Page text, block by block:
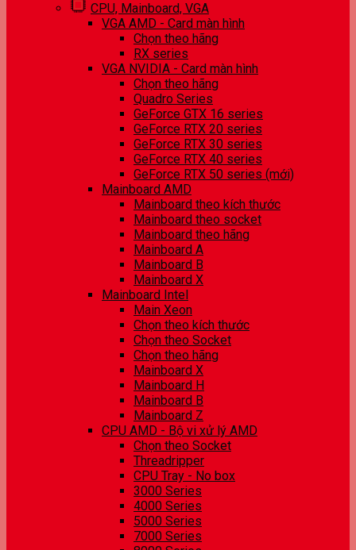
CPU, Mainboard, VGA
VGA AMD - Card màn hình
Chọn theo hãng
RX series
VGA NVIDIA - Card màn hình
Chọn theo hãng
Quadro Series
GeForce GTX 16 series
GeForce RTX 20 series
GeForce RTX 30 series
GeForce RTX 40 series
GeForce RTX 50 series (mới)
Mainboard AMD
Mainboard theo kích thước
Mainboard theo socket
Mainboard theo hãng
Mainboard A
Mainboard B
Mainboard X
Mainboard Intel
Main Xeon
Chọn theo kích thước
Chọn theo Socket
Chọn theo hãng
Mainboard X
Mainboard H
Mainboard B
Mainboard Z
CPU AMD - Bộ vi xử lý AMD
Chọn theo Socket
Threadripper
CPU Tray - No box
3000 Series
4000 Series
5000 Series
7000 Series